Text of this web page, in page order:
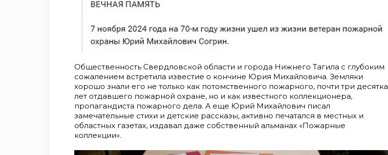
Общественность Свердловской области и города Нижнего Тагила с глубоким
сожалением встретила известие о кончине Юрия Михайловича. Земляки
хорошо знали его не только как потомственного пожарного, почти три десятка
лет отдавшего пожарной охране, но и как известного коллекционера,
пропагандиста пожарного дела. А еще Юрий Михайлович писал
замечательные стихи и детские рассказы, активно печатался в местных и
областных газетах, издавал даже собственный альманах «Пожарные
коллекции».